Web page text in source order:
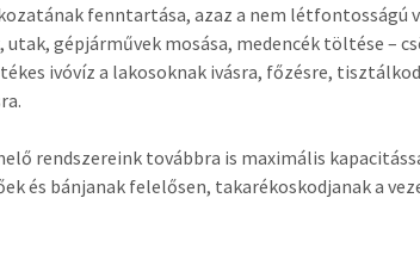
fenntartása, azaz a nem létfontosságú
gépjárművek mosása, medencék töltése –
ivóvíz a lakosoknak ivásra, főzésre,
rendszereink továbbra is maximális
és bánjanak felelősen, takarékoskodjanak a